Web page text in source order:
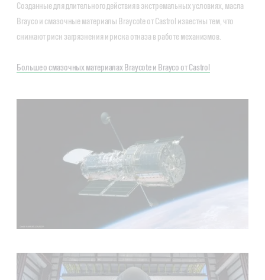
Созданные для длительного действия в экстремальных условиях, масла
Brayco и смазочные материалы Braycote от Castrol известны тем, что
снижают риск загрязнения и риска отказа в работе механизмов.
Больше о смазочных материалах Braycote и Brayco от Castrol